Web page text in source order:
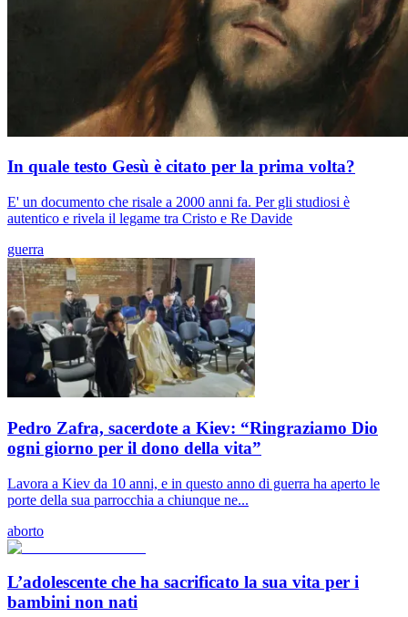
In quale testo Gesù è citato per la prima volta?
E' un documento che risale a 2000 anni fa. Per gli studiosi è
autentico e rivela il legame tra Cristo e Re Davide
guerra
Pedro Zafra, sacerdote a Kiev: “Ringraziamo Dio
ogni giorno per il dono della vita”
Lavora a Kiev da 10 anni, e in questo anno di guerra ha aperto le
porte della sua parrocchia a chiunque ne...
aborto
L’adolescente che ha sacrificato la sua vita per i
bambini non nati